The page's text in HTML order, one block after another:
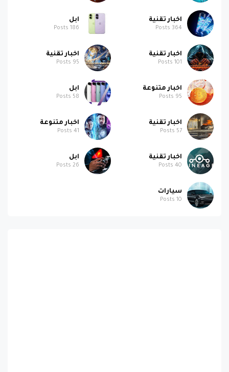
اخبار تقنية
364
ابل
186
اخبار تقنية
101
اخبار تقنية
95
اخبار متنوعة
95
ابل
58
اخبار تقنية
57
اخبار متنوعة
41
اخبار تقنية
40
ابل
26
سيارات
10